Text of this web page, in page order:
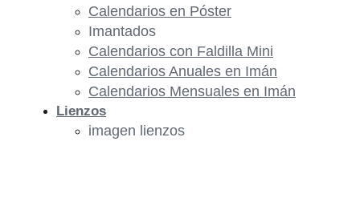
Calendarios en Póster
Imantados
Calendarios con Faldilla Mini
Calendarios Anuales en Imán
Calendarios Mensuales en Imán
Lienzos
imagen lienzos